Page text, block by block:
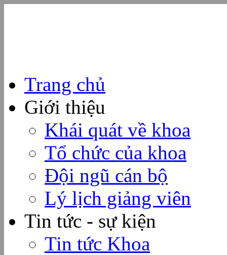
Trang chủ
Giới thiệu
Khái quát về khoa
Tổ chức của khoa
Đội ngũ cán bộ
Lý lịch giảng viên
Tin tức - sự kiện
Tin tức Khoa